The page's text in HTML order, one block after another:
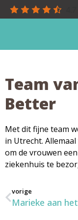
Team
Better
Met dit fijne team
in Utrecht.
om de vrouwen
ziekenhuis te
vorige
Marieke aan